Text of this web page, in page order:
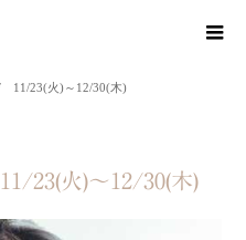
11/23(火)～12/30(木)
23(火)～12/30(木)